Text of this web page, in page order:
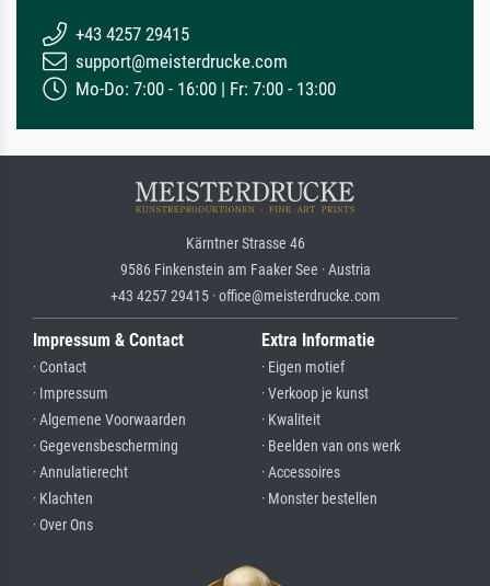
+43 4257 29415
support@meisterdrucke.com
Mo-Do: 7:00 - 16:00 | Fr: 7:00 - 13:00
Kärntner Strasse 46
9586 Finkenstein am Faaker See · Austria
+43 4257 29415 · office@meisterdrucke.com
Impressum & Contact
· Contact
· Impressum
· Algemene Voorwaarden
· Gegevensbescherming
· Annulatierecht
· Klachten
· Over Ons
Extra Informatie
· Eigen motief
· Verkoop je kunst
· Kwaliteit
· Beelden van ons werk
· Accessoires
· Monster bestellen